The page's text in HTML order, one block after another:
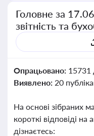
Головне за
звітність та
Опрацьовано: 15731
Виявлено: 20
На основі зібраних
короткі відповіді на
дізнаєтесь: